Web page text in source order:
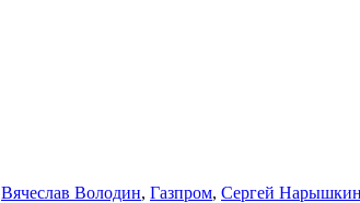
Вячеслав Володин, Газпром, Сергей Нарышкин